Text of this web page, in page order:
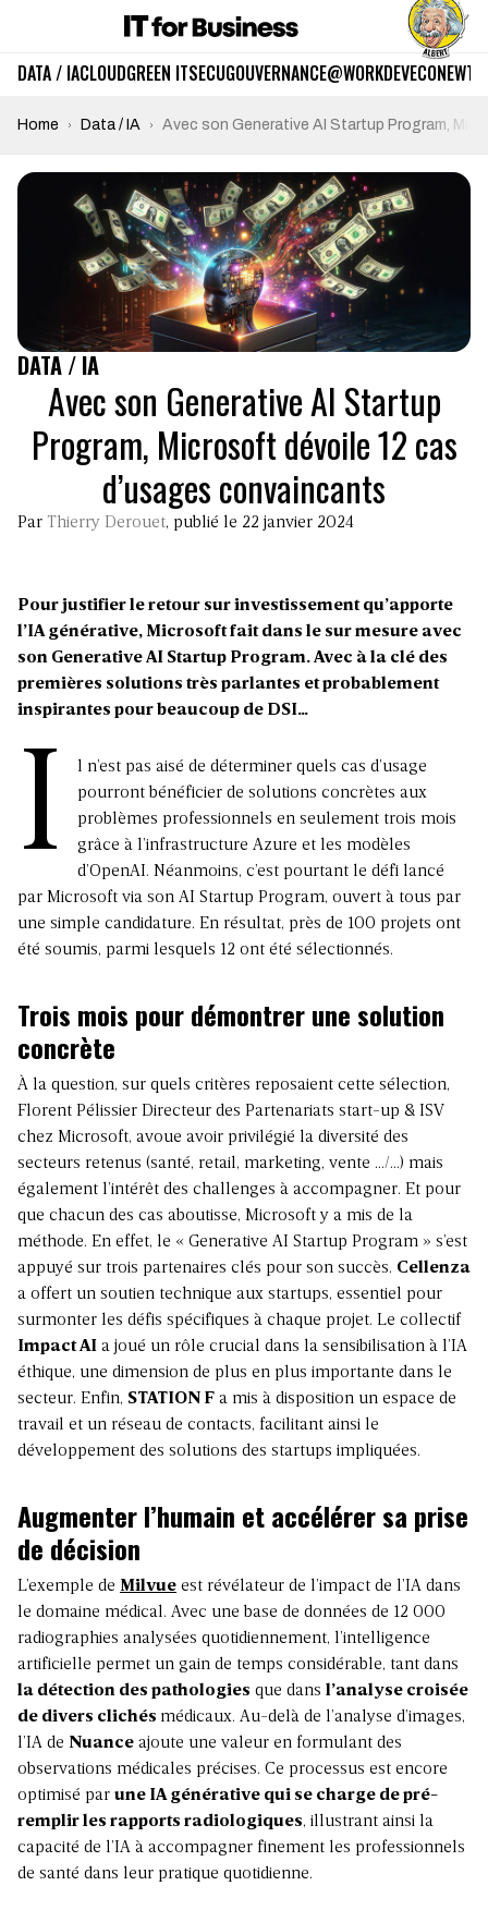
DATA / IACLOUDGREEN ITSECUGOUVERNANCE@WORKDEVECO
Home Data / IA Avec son Generative AI Startup Program,
DATA / IA
Avec son Generative AI Startup
Program, Microsoft dévoile 12 cas
d’usages convaincants
Par Thierry Derouet, publié le 22 janvier 2024
Pour justifier le retour sur investissement qu’apporte
l’IA générative, Microsoft fait dans le sur mesure avec
son Generative AI Startup Program.Avec à la clé des
premières solutions très parlantes et probablement
inspirantes pour beaucoup de DSI…
I
l n’est pas aisé de déterminer quels cas d’usage
pourront bénéficier de solutions concrètes aux
problèmes professionnels en seulement trois mois
grâce à l’infrastructure Azure et les modèles
d’OpenAI. Néanmoins, c’est pourtant le défi lancé
par Microsoft via son AI Startup Program, ouvert à tous par
une simple candidature. En résultat, près de 100 projets ont
été soumis, parmi lesquels 12 ont été sélectionnés.
Trois mois pour démontrer une solution
concrète
À la question, sur quels critères reposaient cette sélection,
Florent Pélissier Directeur des Partenariats start-up & ISV
chez Microsoft, avoue avoir privilégié la diversité des
secteurs retenus (santé, retail, marketing, vente …/…) mais
également l’intérêt des challenges à accompagner. Et pour
que chacun des cas aboutisse, Microsoft y a mis de la
méthode. En effet, le « Generative AI Startup Program » s’est
appuyé sur trois partenaires clés pour son succès. Cellenza
a offert un soutien technique aux startups, essentiel pour
surmonter les défis spécifiques à chaque projet. Le collectif
Impact AI a joué un rôle crucial dans la sensibilisation à l’IA
éthique, une dimension de plus en plus importante dans le
secteur. Enfin, STATION F a mis à disposition un espace de
travail et un réseau de contacts, facilitant ainsi le
développement des solutions des startups impliquées.
Augmenter l’humain et accélérer sa prise
de décision
L’exemple de Milvue est révélateur de l’impact de l’IA dans
le domaine médical. Avec une base de données de 12 000
radiographies analysées quotidiennement, l’intelligence
artificielle permet un gain de temps considérable, tant dans
la détection des pathologies que dans l’analyse croisée
de divers clichés médicaux. Au-delà de l’analyse d’images,
l’IA de Nuance ajoute une valeur en formulant des
observations médicales précises. Ce processus est encore
optimisé par une IA générative qui se charge de pré-
remplir les rapports radiologiques, illustrant ainsi la
capacité de l’IA à accompagner finement les professionnels
de santé dans leur pratique quotidienne.